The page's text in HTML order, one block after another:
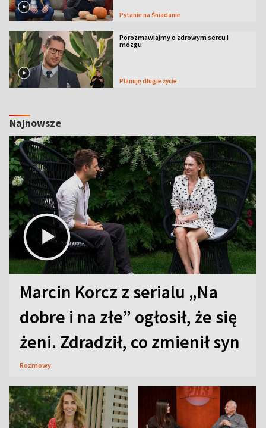
Pytanie na Śniadanie
Porozmawiajmy o zdrowym sercu i
mózgu
Planuję długie życie
Najnowsze
Marcin Korcz z serialu „Na
dobre i na złe” ogłosił, że się
żeni. Zdradził, co zmienił syn
Rozmowy